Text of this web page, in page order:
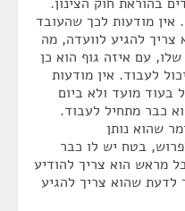
אין מודעות לכך שהעובד
צריך להגיע לוועדה, מה
עם איזה גוף הוא כן
לעבוד. אין מודעות
בעוד מועד ולא ביום
כבר מתחיל לעבוד.
שהוא נותן
בטח יש לו כבר
מראש הוא צריך להודיע
לדעת שהוא צריך להגיע